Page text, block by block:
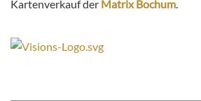
Kartenverkauf der Matrix Bochum